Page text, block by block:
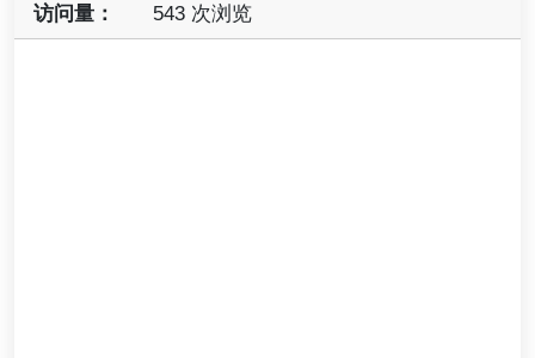
访问量：
543 次浏览